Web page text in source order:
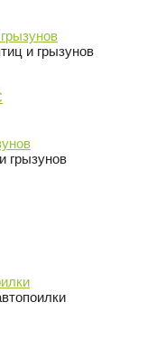
и грызунов
грызунов